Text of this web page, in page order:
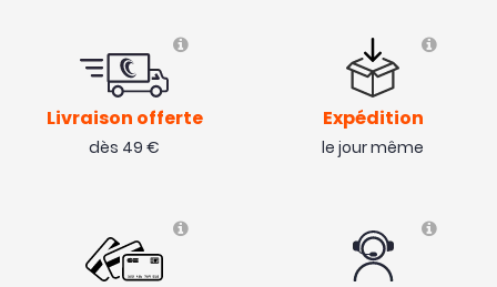
Livraison offerte
dès 49 €
Expédition
le jour même